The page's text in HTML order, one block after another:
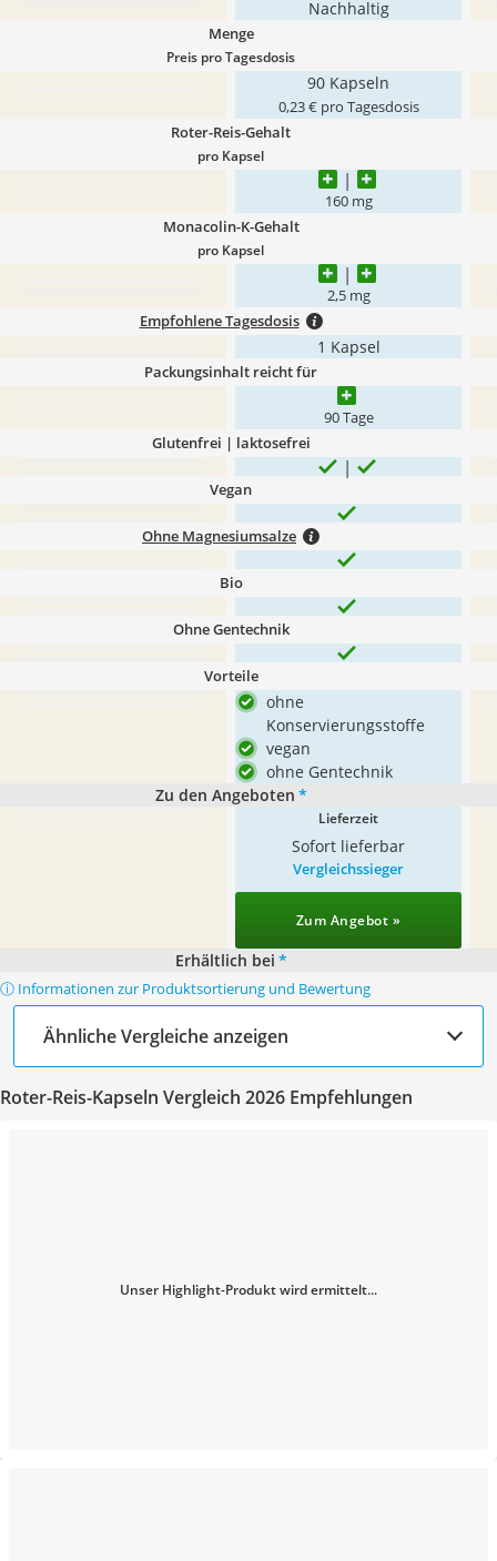
Nachhaltig
Menge
Preis pro Tagesdosis
90 Kapseln
0,23 € pro Tagesdosis
Roter-Reis-Gehalt
pro Kapsel
160 mg
Monacolin-K-Gehalt
pro Kapsel
2,5 mg
Empfohlene Tagesdosis
1 Kapsel
Packungsinhalt reicht für
90 Tage
Glutenfrei | laktosefrei
Vegan
Ohne Magnesiumsalze
Bio
Ohne Gentechnik
Vorteile
ohne
Konservierungsstoffe
vegan
ohne Gentechnik
Zu den Angeboten *
Lieferzeit
Sofort lieferbar
Vergleichssieger
Zum Angebot »
Erhältlich bei *
ⓘ Informationen zur Produktsortierung und Bewertung
Ähnliche Vergleiche anzeigen
Roter-Reis-Kapseln Vergleich 2026 Empfehlungen
Unser Highlight-Produkt wird ermittelt...